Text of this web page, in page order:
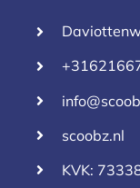
scoobz.nl
KVK: